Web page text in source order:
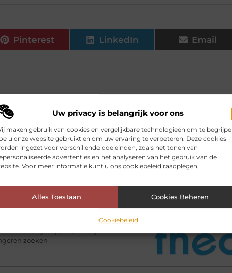
Uw privacy is belangrijk voor ons
maken gebruik van cookies en vergelijkbare technologieën om te
u onze website gebruikt en om uw ervaring te verbeteren. Deze cookies
ingezet voor verschillende doeleinden, zoals het tonen van
advertenties en het analyseren van het gebruik van de
Voor meer informatie kunt u ons cookiebeleid raadplegen.
Alles Toestaan Cookies Beheren
Cookiebeleid
Pinterest LinkedIn Email
voor jou.
houtkachelkeuze
in huis, maar een houtkachel
hangt af van uw ruimte, uw
en rookgasafvoer.
weg naar je theorie-examen
waarop je je rijbewijs wilt
motor mag stappen, moet je eerst
zoeken